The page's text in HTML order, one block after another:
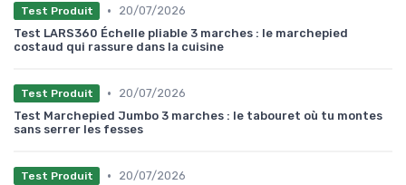
Test Produit •
20/07/2026
Test LARS360 Échelle pliable 3 marches : le marchepied
costaud qui rassure dans la cuisine
Test Produit •
20/07/2026
Test Marchepied Jumbo 3 marches : le tabouret où tu montes
sans serrer les fesses
Test Produit •
20/07/2026